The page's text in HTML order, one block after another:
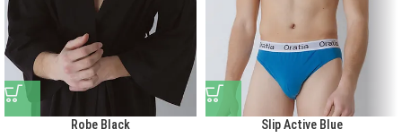
Robe Black Slip Active Blue